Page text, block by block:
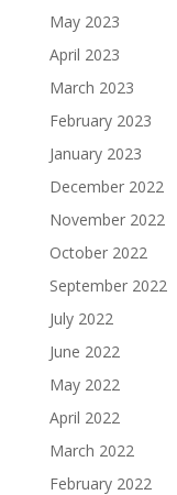
May 2023
April 2023
March 2023
February 2023
January 2023
December 2022
November 2022
October 2022
September 2022
July 2022
June 2022
May 2022
April 2022
March 2022
February 2022